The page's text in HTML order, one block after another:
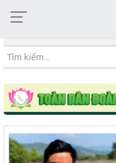
22:01:23 08/08/2026